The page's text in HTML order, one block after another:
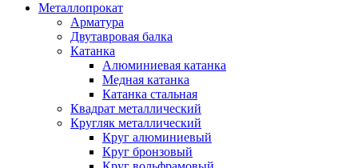
Металлопрокат
Арматура
Двутавровая балка
Катанка
Алюминиевая катанка
Медная катанка
Катанка стальная
Квадрат металлический
Кругляк металлический
Круг алюминиевый
Круг бронзовый